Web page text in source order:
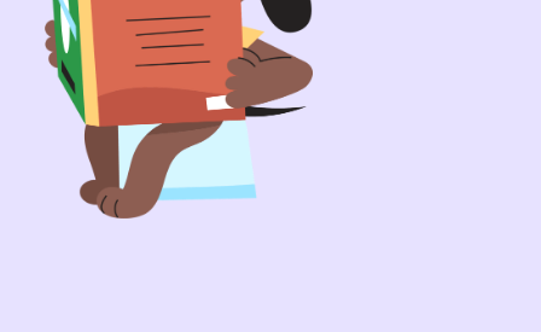
przez:
Werner
wiarygodnych informacji w naszej
Ready for Potty .Dowiedz się więcej